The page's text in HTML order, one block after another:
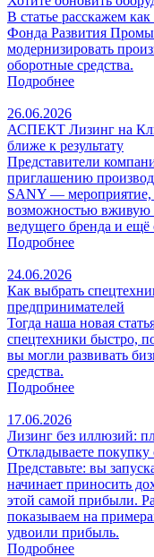
В статье расскажем
Фонда Развития
модернизировать
оборотные средства.
Подробнее
26.06.2026
АСПЕКТ Лизинг на
ближе к результату
Представители
приглашению
SANY — мероприятие,
возможностью вживую
ведущего бренда и ещё
Подробнее
24.06.2026
Как выбрать
предпринимателей
Тогда наша новая
спецтехники быстро,
вы могли развивать
средства.
Подробнее
17.06.2026
Лизинг без иллюзий:
Откладываете покупку
Представьте: вы
начинает приносить
этой самой прибыли.
показываем на
удвоили прибыль.
Подробнее